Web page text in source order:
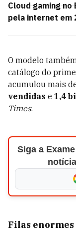
Cloud gaming
pela internet em
O modelo
catálogo do
acumulou mais
vendidas e 1,4
Times.
Siga a
Filas